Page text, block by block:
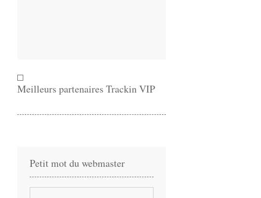
Meilleurs partenaires Trackin VIP
Petit mot du webmaster